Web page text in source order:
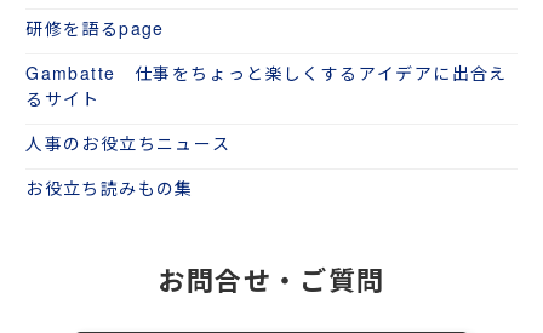
研修を語るpage
Gambatte 仕事をちょっと楽しくするアイデアに出合え
るサイト
人事のお役立ちニュース
お役立ち読みもの集
お問合せ・ご質問